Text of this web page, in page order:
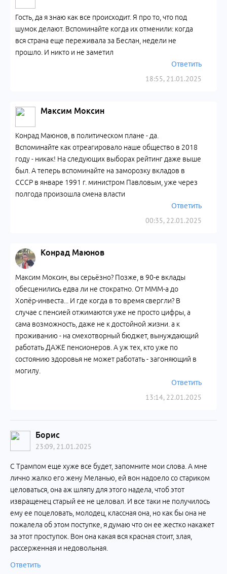
18:55, 21.01.2025
Гость, да я знаю как все происходит. Я про то, что под
шумок делают. Вспоминайте когда их отменили: когда
вся страна еще переживала за Беслан, недели не
прошло. И никто и не заметил
Ответить
Максим Моксин
00:35, 22.01.2025
Конрад Маюнов, в политическом плане - да.
Вспоминайте как отреагировало наше общество в 2018
году - никак! На следующих выборах рейтинг даже выше
был. А теперь вспоминайте на заморозку вкладов в
СССР в январе 1991 г. министром Павловым, уже через
полгода произошла смена власти
Ответить
Конрад Маюнов
13:14, 22.01.2025
Максим Моксин, вы серьёзно? Позже, в 90-е вклады
обесценились едва ли не стократно. От МММ-а до
Хопёр-инвеста... И где когда в то время свергли? В
случае с пенсией отжимаются уже не просто цифры, а
сама возможность, даже не к достойной жизни. а к
проживанию - на смехотворный бюджет, вынуждающий
работать ДАЖЕ пенсионеров. А уж тех, кто уже по
состоянию здоровья не может работать - загоняющий в
могилу.
Ответить
Борис
23:09, 21.01.2025
С Трампом еще хуже все будет, запомните мои слова. А мне
лично жалко его жену Меланью, ей вон надоело со стариком
целоваться, она аж шляпу для этого надела, чтоб этот
извращенец старый ее не целовал. И все таки не получилось
ему ее поцеловать, молодец, классная она, но как бы она не
пожалела об этом поступке, я думаю что он ее жестко накажет
за этот проступок. Вон она какая вся красная стоит, злая,
рассерженная и недовольная.
Ответить